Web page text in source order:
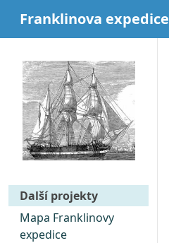
Franklinova expedice
Další projekty
Mapa Franklinovy
expedice